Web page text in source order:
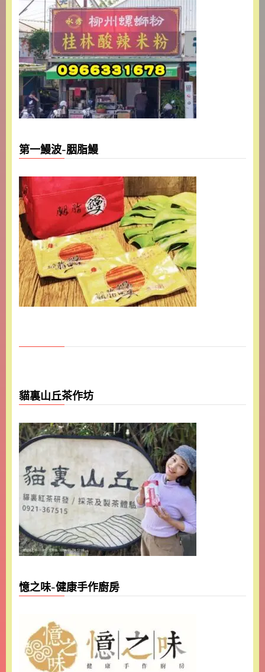
第一鰻波-胭脂鰻
貓裏山丘茶作坊
憶之味-健康手作廚房